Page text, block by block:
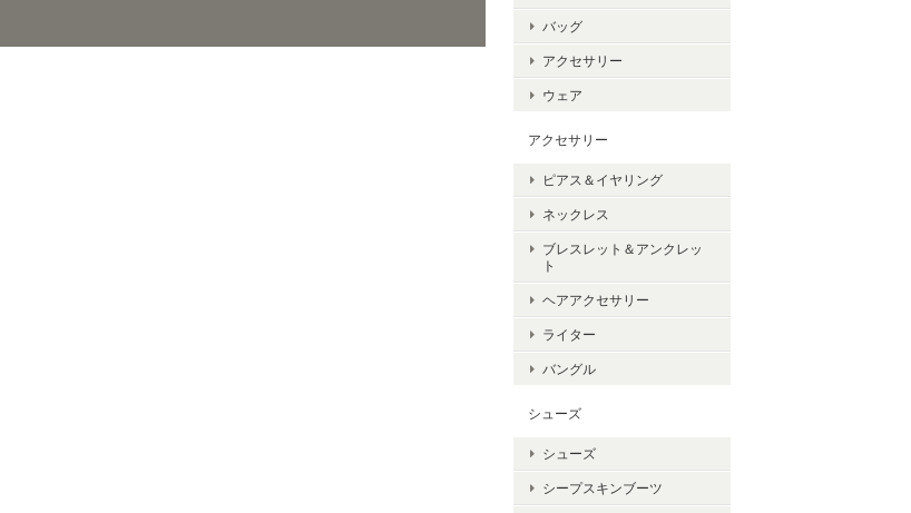
バッグ
アクセサリー
ウェア
アクセサリー
ピアス＆イヤリング
ネックレス
ブレスレット＆アンクレッ
ト
ヘアアクセサリー
ライター
バングル
シューズ
シューズ
シープスキンブーツ